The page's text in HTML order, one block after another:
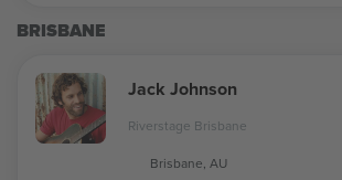
BRISBANE
Jack Johnson
Riverstage Brisbane
Brisbane, AU